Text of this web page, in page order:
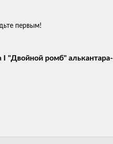
первым!
I "Двойной ромб"